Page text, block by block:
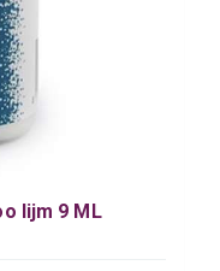
lijm 9 ML